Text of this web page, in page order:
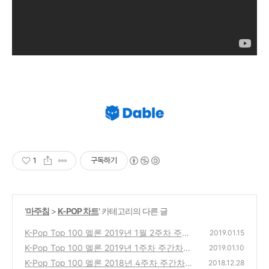
1 구독하기
'마주침 > K-POP 차트' 카테고리의 다른 글
K-Pop Top 100 멜론 2019년 1월 2주차 주간
차트 20190113
(0)
2019.01.15
K-Pop Top 100 멜론 2019년 1주차 주간차트
20190106
(0)
2019.01.10
K-Pop Top 100 멜론 2018년 4주차 주간차트
2018.12.28